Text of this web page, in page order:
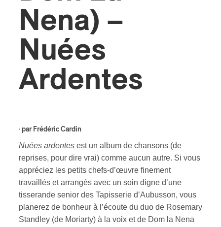
Nena) –
Nuées
Ardentes
· par Frédéric Cardin
Nuées ardentes est un album de chansons (de
reprises, pour dire vrai) comme aucun autre. Si vous
appréciez les petits chefs-d’œuvre finement
travaillés et arrangés avec un soin digne d’une
tisserande senior des Tapisserie d’Aubusson, vous
planerez de bonheur à l’écoute du duo de Rosemary
Standley (de Moriarty) à la voix et de Dom la Nena